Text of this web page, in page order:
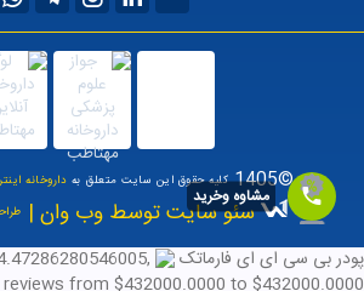
©1405 کلیه حقوق این سایت متعلق به داروخانه
سئو سایت توسط وب وان |
پودر بی سی ای ای فارماتک
,
reviews from $432000.0000 to $432000.0000
مشاوه وخرید